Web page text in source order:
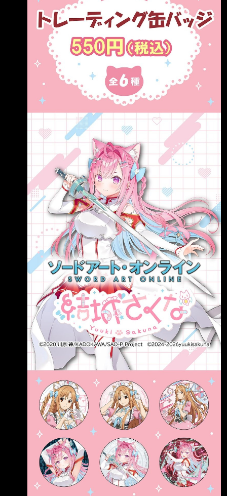
よ！！！！！！ 重大告知あり！ 新ビジュアル
アップデートするよぉぉ～～～！！！！！
https://youtu.be/6LujCPTLxdQ 20:15 影片發表
https://youtu.be/aeMXTgGHJCo 還有重大告知!
不要錯過了!!! --